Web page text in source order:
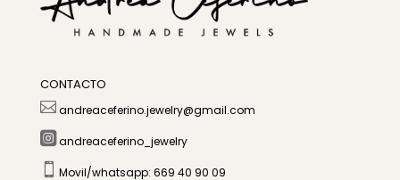
CONTACTO
andreaceferino.jewelry@gmail.com
andreaceferino_jewelry
 Movil/whatsapp: 669 40 90 09